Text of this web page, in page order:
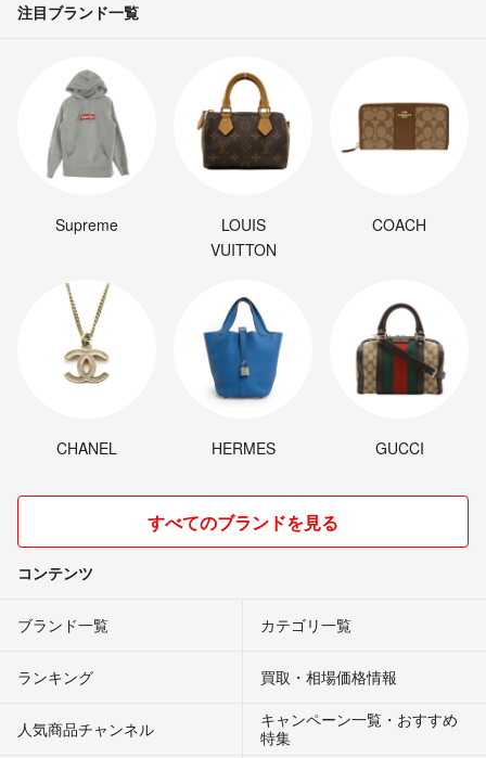
注目ブランド一覧
Supreme
LOUIS
VUITTON
COACH
CHANEL HERMES GUCCI
すべてのブランドを見る
コンテンツ
ブランド一覧 カテゴリ一覧
ランキング 買取・相場価格情報
人気商品チャンネル
キャンペーン一覧・おすすめ
特集